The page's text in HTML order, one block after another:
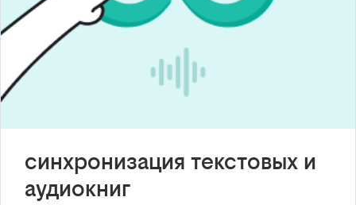
синхронизация текстовых и
аудиокниг